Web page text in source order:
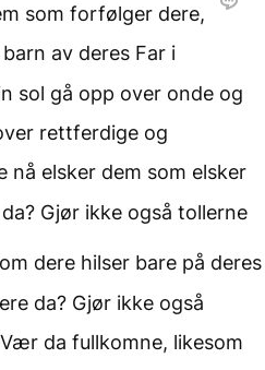
som forfølger dere,
av deres Far i
sol gå opp over onde og
rettferdige og
nå elsker dem som elsker
Gjør ikke også tollerne
dere hilser bare på deres
da? Gjør ikke også
Vær da fullkomne, likesom